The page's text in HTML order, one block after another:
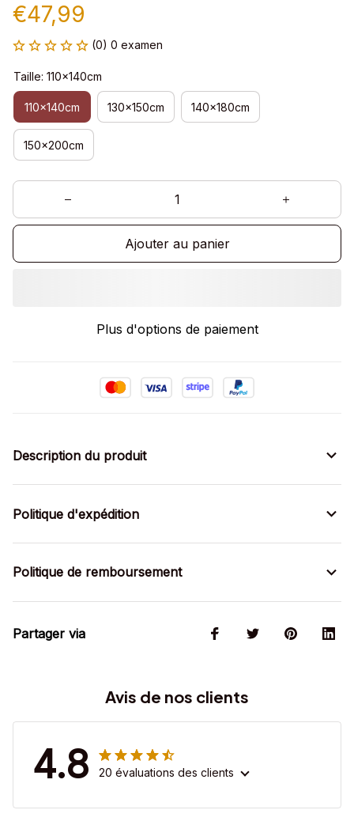
€47,99
(0) 0 examen
Taille: 110x140cm
110x140cm 130x150cm 140x180cm
150x200cm
Ajouter au panier
Plus d'options de paiement
Description du produit
Politique d'expédition
Politique de remboursement
Partager via
Avis de nos clients
4.8 20 évaluations des clients